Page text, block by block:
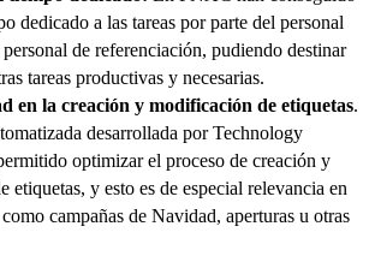
dedicado a las tareas por parte del personal
de referenciación, pudiendo destinar
tareas productivas y necesarias.
en la creación y modificación de etiquetas.
desarrollada por Technology
optimizar el proceso de creación y
etiquetas, y esto es de especial relevancia en
campañas de Navidad, aperturas u otras